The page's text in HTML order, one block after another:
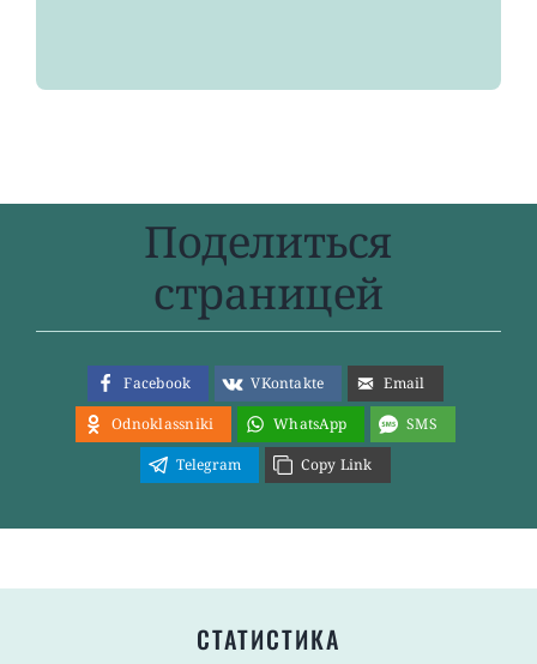
Поделиться
страницей
Facebook VKontakte
Email
Odnoklassniki
WhatsApp
SMS
Telegram
Copy Link
СТАТИСТИКА